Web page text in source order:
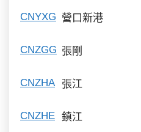
CNYXG 營口新港
CNZGG 張剛
CNZHA 張江
CNZHE 鎮江